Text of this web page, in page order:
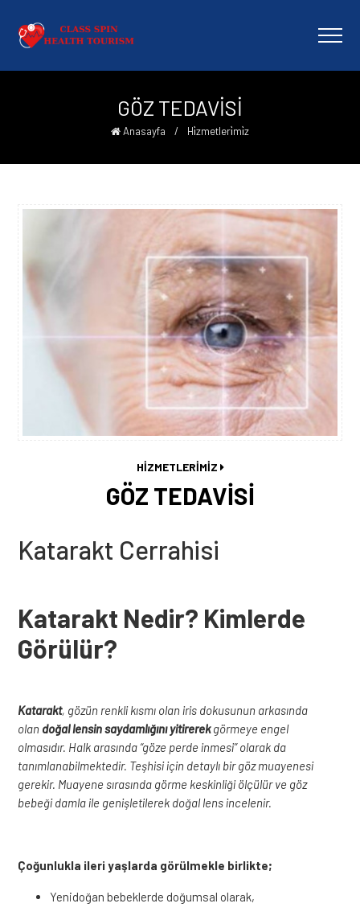
GÖZ TEDAVİSİ
Anasayfa / Hi̇zmetleri̇mi̇z
HİZMETLERİMİZ
GÖZ TEDAVİSİ
Katarakt Cerrahisi
Katarakt Nedir? Kimlerde
Görülür?
Katarakt, gözün renkli kısmı olan iris dokusunun arkasında
olan doğal lensin saydamlığını yitirerekgörmeye engel
olmasıdır. Halk arasında “göze perde inmesi” olarak da
tanımlanabilmektedir. Teşhisi için detaylı bir göz muayenesi
gerekir. Muayene sırasında görme keskinliği ölçülür ve göz
bebeği damla ile genişletilerek doğal lens incelenir.​
Çoğunlukla ileri yaşlarda görülmekle birlikte;
Yenidoğan bebeklerde doğumsal olarak,